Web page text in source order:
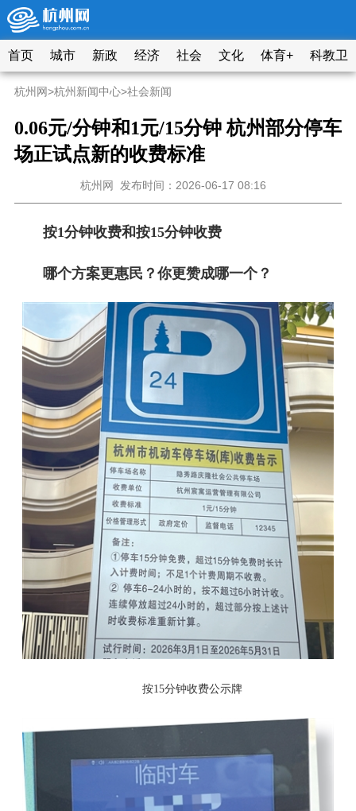
首页 城市 新政 经济 社会 文化 体育+ 科教卫
杭州网>杭州新闻中心>社会新闻
0.06元/分钟和1元/15分钟 杭州部分停车
场正试点新的收费标准
杭州网 发布时间：2026-06-17 08:16
按1分钟收费和按15分钟收费
哪个方案更惠民？你更赞成哪一个？
按15分钟收费公示牌